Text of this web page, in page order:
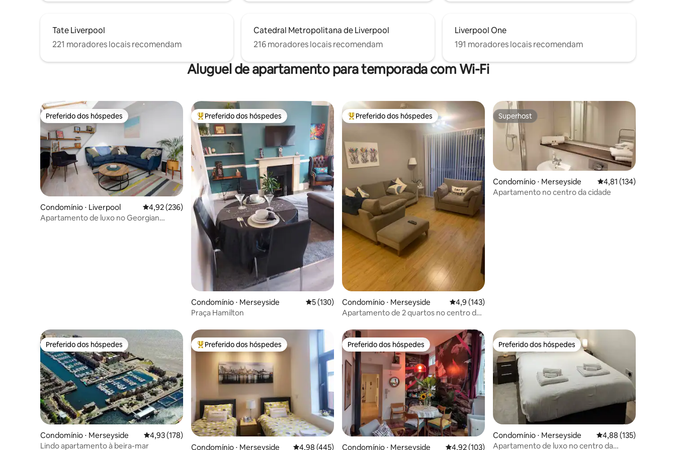
Tate Liverpool
221 moradores locais recomendam
Catedral Metropolitana de Liverpool
216 moradores locais recomendam
Liverpool One
191 moradores locais recomendam
Aluguel de apartamento para temporada com Wi-Fi
Preferido dos hóspedes
Preferido dos hóspedes
Condomínio ⋅ Liverpool 4,92 de uma avaliação média de 5, 236 avaliações
4,92 (236)
Apartamento de luxo no Georgian
Entre os melhores preferidos dos hóspedes
Preferido dos hóspedes
Condomínio ⋅ Merseyside 5 de uma avaliação média de 5, 130 avaliações
5 (130)
Praça Hamilton
Entre os melhores preferidos dos hóspedes
Preferido dos hóspedes
Condomínio ⋅ Merseyside 4,9 de uma avaliação média de 5, 143 avaliações
4,9 (143)
Apartamento de 2 quartos no centro da
Superhost
Superhost
Condomínio ⋅ Merseyside 4,81 de uma avaliação
4,81 (134)
Apartamento no centro da cidade
Preferido dos hóspedes
Preferido dos hóspedes
Condomínio ⋅ Merseyside 4,93 de uma avaliação média de 5, 178 avaliações
4,93 (178)
Lindo apartamento à beira-mar
Entre os melhores preferidos dos hóspedes
Preferido dos hóspedes
Condomínio ⋅ Merseyside 4,98 de uma avaliação média de 5, 445 avaliações
4,98 (445)
Preferido dos hóspedes
Preferido dos hóspedes
Condomínio ⋅ Merseyside 4,92 de uma avaliação média de 5, 103 avaliações
4,92 (103)
Preferido dos hóspedes
Preferido dos hóspedes
Condomínio ⋅ Merseyside 4,88 de uma avaliação
4,88 (135)
Apartamento de luxo no centro da